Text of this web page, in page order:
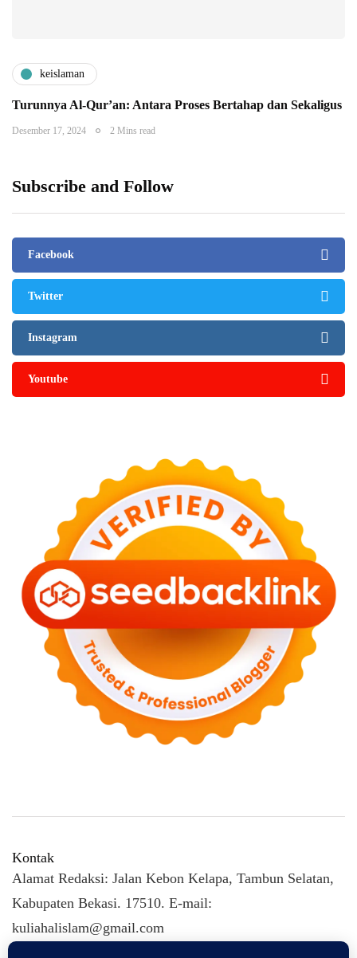
keislaman
Turunnya Al-Qur’an: Antara Proses Bertahap dan Sekaligus
Desember 17, 2024 2 Mins read
Subscribe and Follow
Facebook
Twitter
Instagram
Youtube
Kontak
Alamat Redaksi: Jalan Kebon Kelapa, Tambun Selatan,
Kabupaten Bekasi. 17510. E-mail:
kuliahalislam@gmail.com